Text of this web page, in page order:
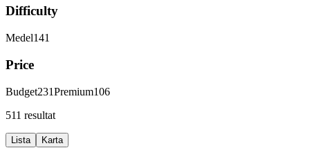
Difficulty
Medel141
Price
Budget231Premium106
511 resultat
Lista Karta